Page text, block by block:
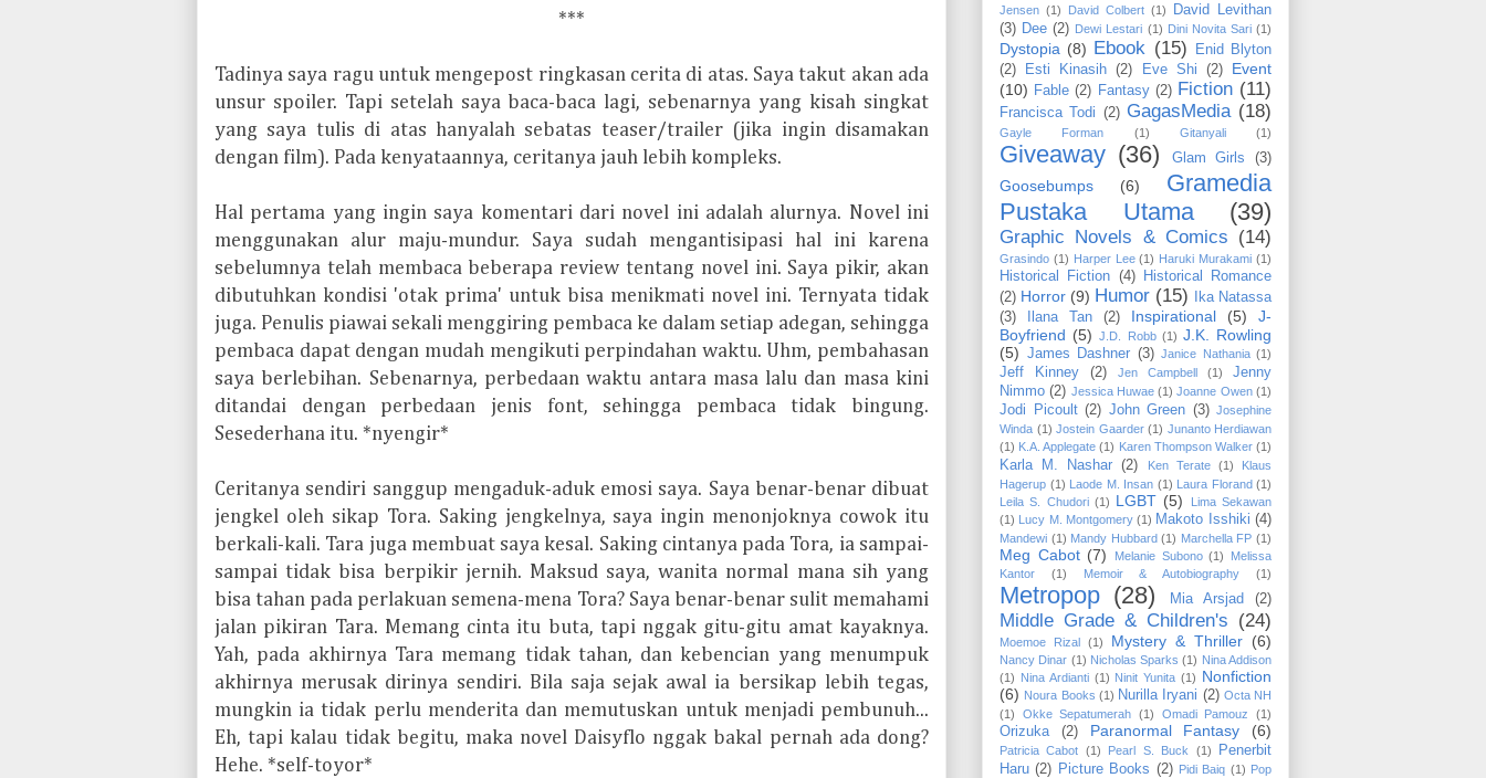
***
Tadinya saya ragu untuk mengepost ringkasan cerita di atas. Saya takut akan ada
unsur spoiler. Tapi setelah saya baca-baca lagi, sebenarnya yang kisah singkat
yang saya tulis di atas hanyalah sebatas teaser/trailer (jika ingin disamakan
dengan film). Pada kenyataannya, ceritanya jauh lebih kompleks.
Hal pertama yang ingin saya komentari dari novel ini adalah alurnya. Novel ini
menggunakan alur maju-mundur. Saya sudah mengantisipasi hal ini karena
sebelumnya telah membaca beberapa review tentang novel ini. Saya pikir, akan
dibutuhkan kondisi 'otak prima' untuk bisa menikmati novel ini. Ternyata tidak
juga. Penulis piawai sekali menggiring pembaca ke dalam setiap adegan, sehingga
pembaca dapat dengan mudah mengikuti perpindahan waktu. Uhm, pembahasan
saya berlebihan. Sebenarnya, perbedaan waktu antara masa lalu dan masa kini
ditandai dengan perbedaan jenis font, sehingga pembaca tidak bingung.
Sesederhana itu. *nyengir*
Ceritanya sendiri sanggup mengaduk-aduk emosi saya. Saya benar-benar dibuat
jengkel oleh sikap Tora. Saking jengkelnya, saya ingin menonjoknya cowok itu
berkali-kali. Tara juga membuat saya kesal. Saking cintanya pada Tora, ia sampai-
sampai tidak bisa berpikir jernih. Maksud saya, wanita normal mana sih yang
bisa tahan pada perlakuan semena-mena Tora? Saya benar-benar sulit memahami
jalan pikiran Tara. Memang cinta itu buta, tapi nggak gitu-gitu amat kayaknya.
Yah, pada akhirnya Tara memang tidak tahan, dan kebencian yang menumpuk
akhirnya merusak dirinya sendiri. Bila saja sejak awal ia bersikap lebih tegas,
mungkin ia tidak perlu menderita dan memutuskan untuk menjadi pembunuh...
Eh, tapi kalau tidak begitu, maka novel Daisyflo nggak bakal pernah ada dong?
Hehe. *self-toyor*
Jensen (1) David Colbert (1)
David Levithan
(3) Dee (2) Dewi Lestari (1) Dini Novita Sari (1)
Dystopia (8) Ebook (15)
Enid Blyton
(2)
Esti Kinasih (2) Eve Shi (2)
Event
(10) Fable (2) Fantasy (2) Fiction (11)
Francisca Todi (2) GagasMedia (18)
Gayle Forman (1) Gitanyali (1)
Giveaway (36) Glam Girls (3)
Goosebumps (6)
Gramedia
Pustaka Utama
(39)
Graphic Novels & Comics (14)
Grasindo (1) Harper Lee (1) Haruki Murakami (1)
Historical Fiction (4)
Historical Romance
(2) Horror (9) Humor (15)
Ika Natassa
(3)
Ilana Tan (2) Inspirational (5)
J-
Boyfriend (5) J.D. Robb (1) J.K. Rowling
(5) James Dashner (3) Janice Nathania (1)
Jeff Kinney (2) Jen Campbell (1)
Jenny
Nimmo (2) Jessica Huwae (1) Joanne Owen (1)
Jodi Picoult (2) John Green (3) Josephine
Winda (1) Jostein Gaarder (1) Junanto Herdiawan
(1) K.A. Applegate (1) Karen Thompson Walker (1)
Karla M. Nashar (2) Ken Terate (1)
Klaus
Hagerup (1) Laode M. Insan (1) Laura Florand (1)
Leila S. Chudori (1) LGBT (5)
Lima Sekawan
(1) Lucy M. Montgomery (1) Makoto Isshiki (4)
Mandewi (1) Mandy Hubbard (1) Marchella FP (1)
Meg Cabot (7) Melanie Subono (1)
Melissa
Kantor
(1) Memoir & Autobiography (1)
Metropop (28) Mia Arsjad (2)
Middle Grade & Children's (24)
Moemoe Rizal (1) Mystery & Thriller (6)
Nancy Dinar (1) Nicholas Sparks (1) Nina Addison
(1) Nina Ardianti (1) Ninit Yunita (1) Nonfiction
(6) Noura Books (1) Nurilla Iryani (2) Octa NH
(1)
Okke Sepatumerah (1) Omadi Pamouz (1)
Orizuka (2) Paranormal Fantasy (6)
Patricia Cabot (1) Pearl S. Buck (1)
Penerbit
Haru (2) Picture Books (2) Pidi Baiq (1) Pop